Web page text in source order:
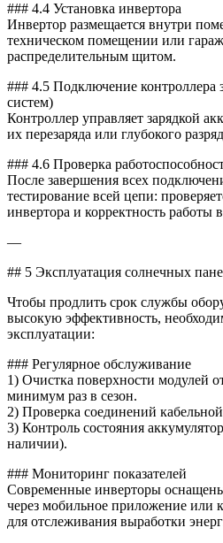
### 4.4 Установка инвертора
Инвертор размещается внутри
техническом помещении или
распределительным щитом.
### 4.5 Подключение контроллера
систем)
Контроллер управляет зарядкой
их перезаряда или глубокого
### 4.6 Проверка
После завершения всех
тестирование всей цепи:
инвертора и корректность работы
—
## 5 Эксплуатация солнечных
Чтобы продлить срок службы
высокую эффективность,
эксплуатации:
### Регулярное обслуживание
1) Очистка поверхности модулей
минимум раз в сезон.
2) Проверка соединений
3) Контроль состояния
наличии).
### Мониторинг показателей
Современные инверторы
через мобильное приложение или
для отслеживания выработки